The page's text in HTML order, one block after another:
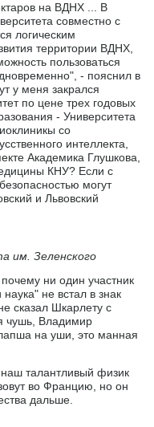
на ВДНХ ... В
совместно с
логическим
территории ВДНХ,
пользоваться
- пояснил в
у меня закрался
по цене трех годовых
- Университета
со
интеллекта,
Академика Глушкова,
КНУ? Если с
могут
и Львовский
им. Зеленского
ни один участник
не встал в знак
сказал Шкарлету с
чушь, Владимир
на уши, это манная
талантливый физик
во Францию, но он
дальше.